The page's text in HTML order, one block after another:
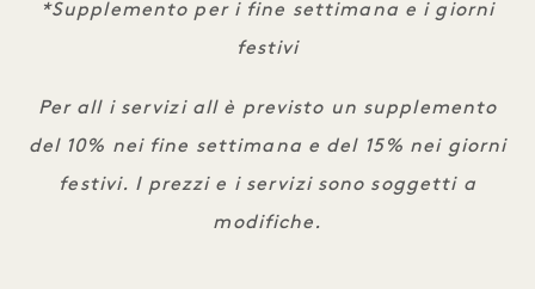
*Supplemento per i fine settimana e i giorni
festivi
Per all i servizi all è previsto un supplemento
del 10% nei fine settimana e del 15% nei giorni
festivi. I prezzi e i servizi sono soggetti a
modifiche.